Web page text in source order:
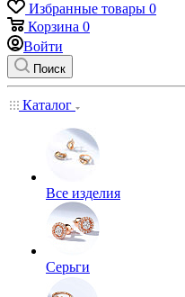
Избранные товары 0
Корзина 0
Войти
Поиск
Каталог
Все изделия
Серьги